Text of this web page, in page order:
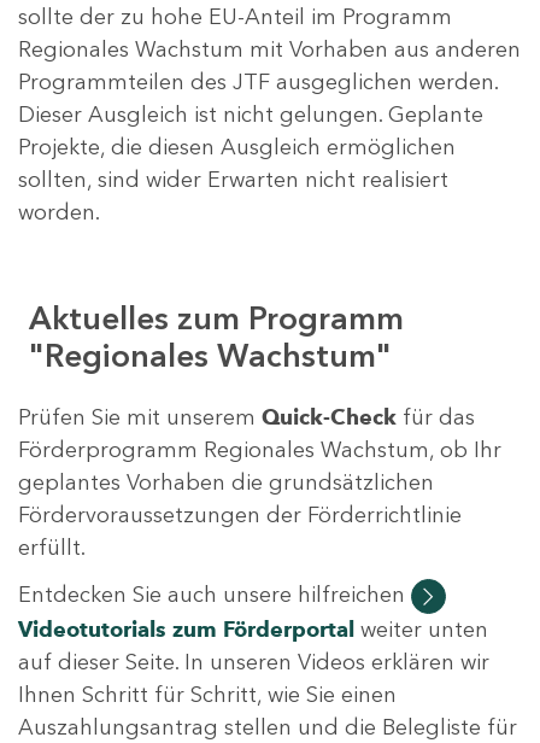
sollte der zu hohe EU-Anteil im Programm
Regionales Wachstum mit Vorhaben aus anderen
Programmteilen des JTF ausgeglichen werden.
Dieser Ausgleich ist nicht gelungen. Geplante
Projekte, die diesen Ausgleich ermöglichen
sollten, sind wider Erwarten nicht realisiert
worden.
Aktuelles zum Programm
"Regionales Wachstum"
Prüfen Sie mit unserem Quick-Check für das
Förderprogramm Regionales Wachstum, ob Ihr
geplantes Vorhaben die grundsätzlichen
Fördervoraussetzungen der Förderrichtlinie
erfüllt.
Entdecken Sie auch unsere hilfreichen
Videotutorials zum Förderportal weiter unten
auf dieser Seite. In unseren Videos erklären wir
Ihnen Schritt für Schritt, wie Sie einen
Auszahlungsantrag stellen und die Belegliste für